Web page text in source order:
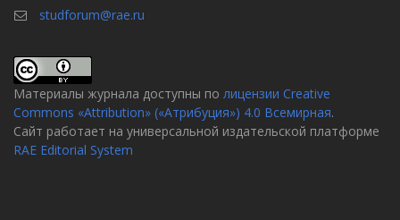
studforum@rae.ru
Материалы журнала доступны по лицензии Creative
Commons «Attribution» («Атрибуция») 4.0 Всемирная.
Сайт работает на универсальной издательской платформе
RAE Editorial System